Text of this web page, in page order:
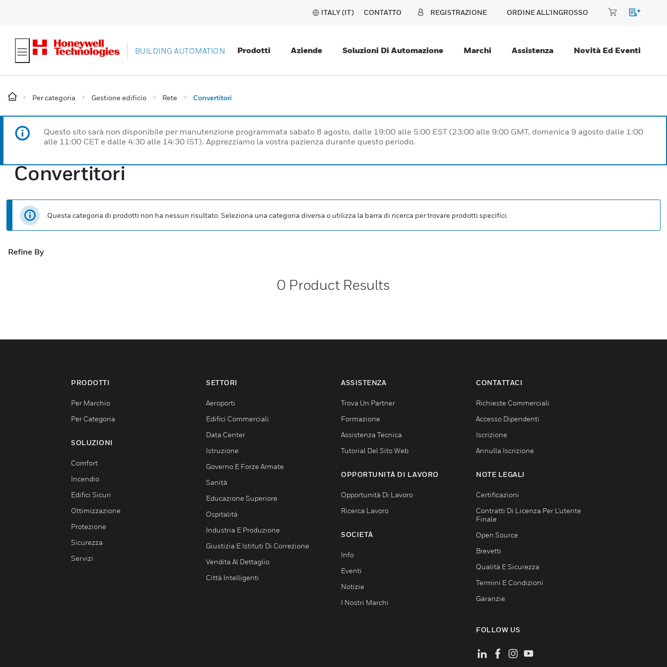
ITALY (IT) CONTATTO REGISTRAZIONE ORDINE ALL'INGROSSO
BUILDING AUTOMATION Prodotti Aziende Soluzioni Di Automazione Marchi Assistenza Novità Ed Eventi
Per categoria Gestione edificio Rete Convertitori
Questo sito sarà non disponibile per manutenzione programmata sabato 8 agosto, dalle 19:00 alle 5:00 EST (23:00 alle 9:00 GMT, domenica 9 agosto dalle 1:00
alle 11:00 CET e dalle 4:30 alle 14:30 IST). Apprezziamo la vostra pazienza durante questo periodo.
Convertitori
Questa categoria di prodotti non ha nessun risultato. Seleziona una categoria diversa o utilizza la barra di ricerca per trovare prodotti specifici.
Refine By
0 Product Results
PRODOTTI
Per Marchio
Per Categoria
SOLUZIONI
Comfort
Incendio
Edifici Sicuri
Ottimizzazione
Protezione
Sicurezza
Servizi
SETTORI
Aeroporti
Edifici Commerciali
Data Center
Istruzione
Governo E Forze Armate
Sanità
Educazione Superiore
Ospitalità
Industria E Produzione
Giustizia E Istituti Di Correzione
Vendita Al Dettaglio
Città Intelligenti
ASSISTENZA
Trova Un Partner
Formazione
Assistenza Tecnica
Tutorial Del Sito Web
OPPORTUNITÀ DI LAVORO
Opportunità Di Lavoro
Ricerca Lavoro
SOCIETÀ
Info
Eventi
Notizie
I Nostri Marchi
CONTATTACI
Richieste Commerciali
Accesso Dipendenti
Iscrizione
Annulla Iscrizione
NOTE LEGALI
Certificazioni
Contratti Di Licenza Per L'utente
Finale
Open Source
Brevetti
Qualità E Sicurezza
Termini E Condizioni
Garanzie
FOLLOW US